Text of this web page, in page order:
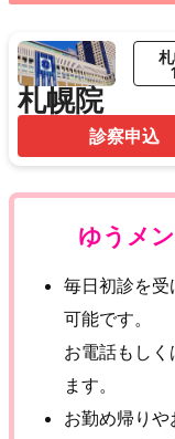
札幌院
診察申込
ゆうメ
毎日初診を
可能です。
お電話もし
ます。
お勤め帰り